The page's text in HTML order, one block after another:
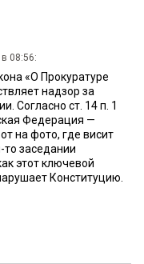
08:56:
«О Прокуратуре
надзор за
Согласно ст. 14 п. 1
Федерация —
на фото, где висит
то заседании
этот ключевой
Конституцию.